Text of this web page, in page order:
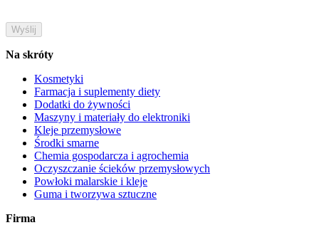
Na skróty
Kosmetyki
Farmacja i suplementy diety
Dodatki do żywności
Maszyny i materiały do elektroniki
Kleje przemysłowe
Środki smarne
Chemia gospodarcza i agrochemia
Oczyszczanie ścieków przemysłowych
Powłoki malarskie i kleje
Guma i tworzywa sztuczne
Firma